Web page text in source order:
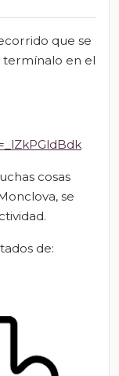
que se
termínalo en el
cosas
se
de: